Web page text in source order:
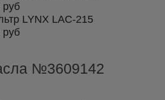
руб
LYNX LAC-215
руб
№3609142